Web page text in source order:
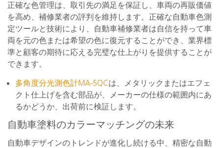
正確な色管理は、取引先の満足を保証し、車両の再販価値
を高め、補修業者の評判を維持します。正確な自動車色測
定ツールと技術により、自動車補修業者は自信を持って車
両を元の色または希望の色に復元することができ、業界標
準と顧客の期待に応える完璧な仕上がりを提供することが
できます。
多角度分光測色計MA-5QCは、メタリックまたはエフェ
クト仕上げを含む部品が、メーカーの仕様の範囲内にあ
るかどうか、出荷前に検証します。
自動車塗料のカラーマッチングの未来
自動車デザインのトレンドが進化し続ける中、精密な自動